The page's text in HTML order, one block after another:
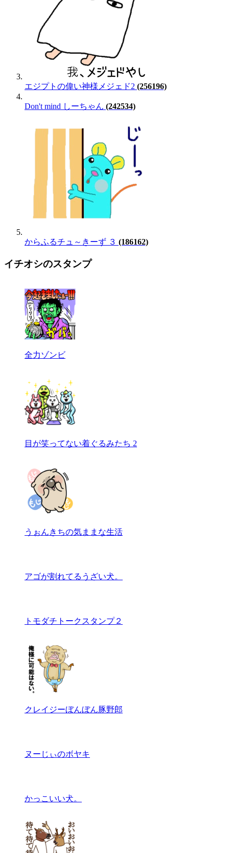
エジプトの偉い神様メジェド2 (256196)
Don't mind しーちゃん (242534)
からふるチュ～きーず ３ (186162)
イチオシのスタンプ
全力ゾンビ
目が笑ってない着ぐるみたち 2
うぉんきちの気ままな生活
アゴが割れてるうざい犬。
トモダチトークスタンプ２
クレイジーぼんぼん豚野郎
ヌーじぃのボヤキ
かっこいい犬。